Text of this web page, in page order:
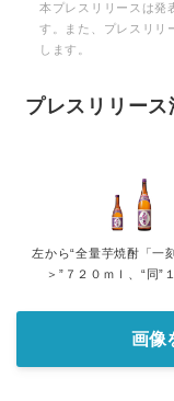
本プレスリリースは発
す。また、プレスリリ
します。
プレスリリー
左から“全量芋焼酎「一
＞”７２０ｍｌ、“同”
画像